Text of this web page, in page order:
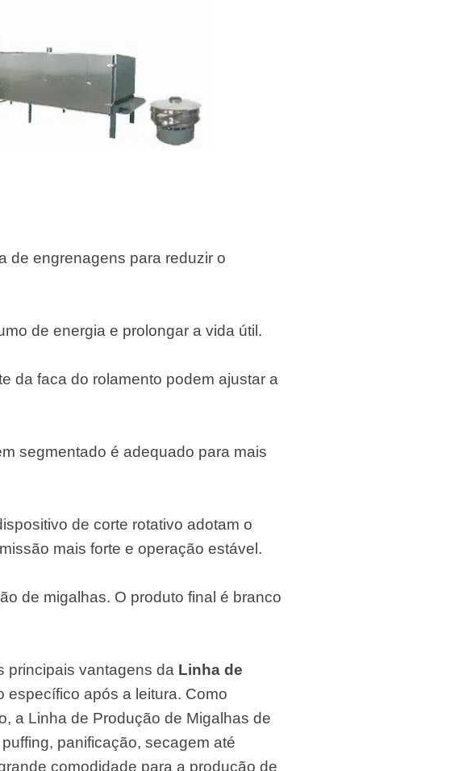
de engrenagens para reduzir o
de energia e prolongar a vida útil.
da faca do rolamento podem ajustar a
segmentado é adequado para mais
de corte rotativo adotam o
mais forte e operação estável.
de migalhas. O produto final é branco
principais vantagens da Linha de
específico após a leitura. Como
a Linha de Produção de Migalhas de
panificação, secagem até
comodidade para a produção de